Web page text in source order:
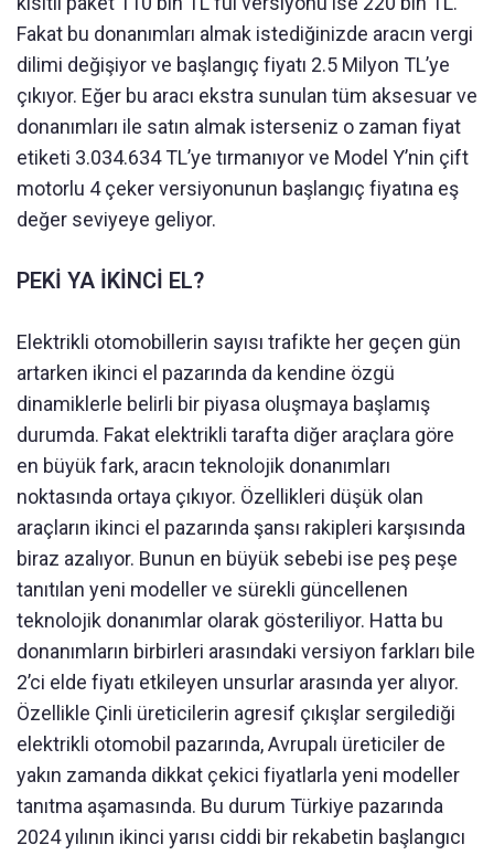
Fakat bu donanımları almak istediğinizde aracın vergi
dilimi değişiyor ve başlangıç fiyatı 2.5 Milyon TL’ye
çıkıyor. Eğer bu aracı ekstra sunulan tüm aksesuar ve
donanımları ile satın almak isterseniz o zaman fiyat
etiketi 3.034.634 TL’ye tırmanıyor ve Model Y’nin çift
motorlu 4 çeker versiyonunun başlangıç fiyatına eş
değer seviyeye geliyor.
PEKİ YA İKİNCİ EL?
Elektrikli otomobillerin sayısı trafikte her geçen gün
artarken ikinci el pazarında da kendine özgü
dinamiklerle belirli bir piyasa oluşmaya başlamış
durumda. Fakat elektrikli tarafta diğer araçlara göre
en büyük fark, aracın teknolojik donanımları
noktasında ortaya çıkıyor. Özellikleri düşük olan
araçların ikinci el pazarında şansı rakipleri karşısında
biraz azalıyor. Bunun en büyük sebebi ise peş peşe
tanıtılan yeni modeller ve sürekli güncellenen
teknolojik donanımlar olarak gösteriliyor. Hatta bu
donanımların birbirleri arasındaki versiyon farkları bile
2’ci elde fiyatı etkileyen unsurlar arasında yer alıyor.
Özellikle Çinli üreticilerin agresif çıkışlar sergilediği
elektrikli otomobil pazarında, Avrupalı üreticiler de
yakın zamanda dikkat çekici fiyatlarla yeni modeller
tanıtma aşamasında. Bu durum Türkiye pazarında
2024 yılının ikinci yarısı ciddi bir rekabetin başlangıcı